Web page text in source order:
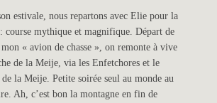
estivale, nous repartons avec Elie pour la
course mythique et magnifique. Départ de
« avion de chasse », on remonte à vive
de la Meije, via les Enfetchores et le
la Meije. Petite soirée seul au monde au
Ah, c’est bon la montagne en fin de